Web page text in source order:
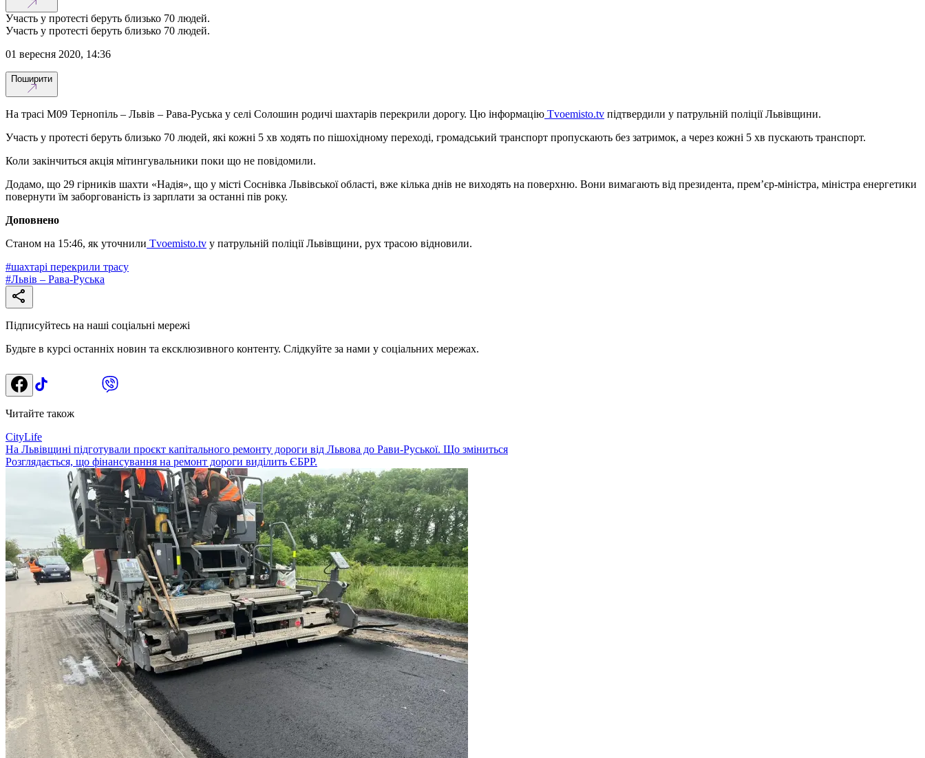
Участь у протесті беруть близько 70 людей.
Участь у протесті беруть близько 70 людей.
01 вересня 2020, 14:36
Поширити
На трасі М09 Тернопіль – Львів – Рава-Руська у селі Солошин родичі шахтарів перекрили дорогу. Цю інформацію Tvoemisto.tv підтвердили у патрульній поліції Львівщини.
Участь у протесті беруть близько 70 людей, які кожні 5 хв ходять по пішохідному переході, громадський транспорт пропускають без затримок, а через кожні 5 хв пускають транспорт.
Коли закінчиться акція мітингувальники поки що не повідомили.
Додамо, що 29 гірників шахти «Надія», що у місті Соснівка Львівської області, вже кілька днів не виходять на поверхню. Вони вимагають від президента, прем’єр-міністра, міністра енергетики
повернути їм заборгованість із зарплати за останні пів року.
Доповнено
Станом на 15:46, як уточнили Tvoemisto.tv у патрульній поліції Львівщини, рух трасою відновили.
#шахтарі перекрили трасу
#Львів – Рава-Руська
Підписуйтесь на наші соціальні мережі
Будьте в курсі останніх новин та ексклюзивного контенту. Слідкуйте за нами у соціальних мережах.
Читайте також
CityLife
На Львівщині підготували проєкт капітального ремонту дороги від Львова до Рави-Руської. Що зміниться
Розглядається, що фінансування на ремонт дороги виділить ЄБРР.